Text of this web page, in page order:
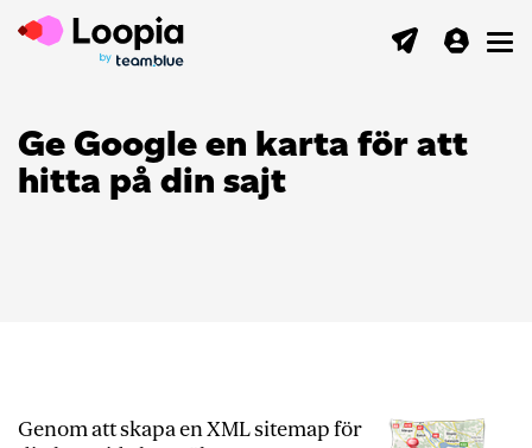
Ge Google en karta för att
hitta på din sajt
Genom att skapa en XML sitemap för